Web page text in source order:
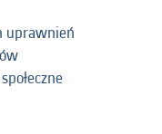
uprawnień